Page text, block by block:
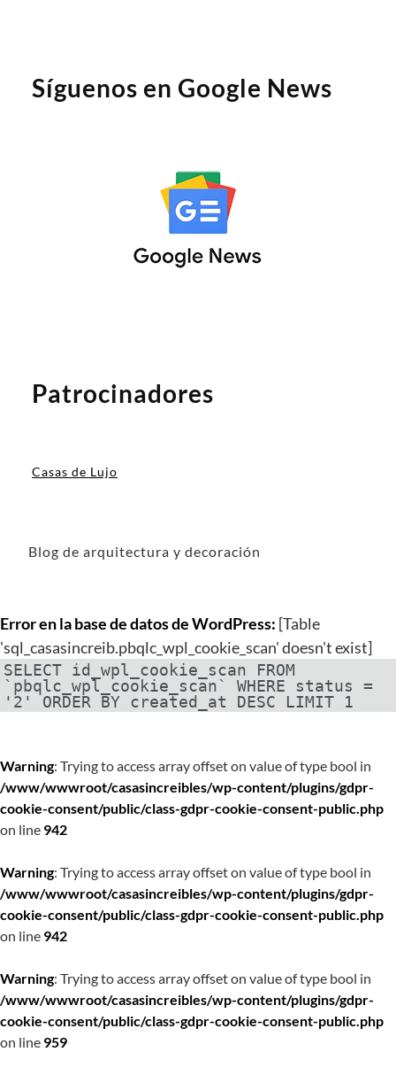
Síguenos en Google News
Patrocinadores
Casas de Lujo
Blog de arquitectura y decoración
Error en la base de datos de WordPress: [Table
'sql_casasincreib.pbqlc_wpl_cookie_scan' doesn't exist]
SELECT id_wpl_cookie_scan FROM
`pbqlc_wpl_cookie_scan` WHERE status =
'2' ORDER BY created_at DESC LIMIT 1
Warning: Trying to access array offset on value of type bool in
/www/wwwroot/casasincreibles/wp-content/plugins/gdpr-
cookie-consent/public/class-gdpr-cookie-consent-public.php
on line 942
Warning: Trying to access array offset on value of type bool in
/www/wwwroot/casasincreibles/wp-content/plugins/gdpr-
cookie-consent/public/class-gdpr-cookie-consent-public.php
on line 942
Warning: Trying to access array offset on value of type bool in
/www/wwwroot/casasincreibles/wp-content/plugins/gdpr-
cookie-consent/public/class-gdpr-cookie-consent-public.php
on line 959